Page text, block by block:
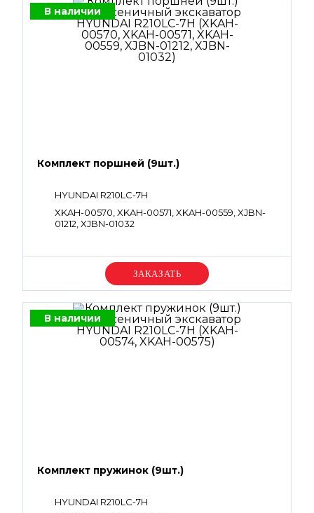
В наличии
Комплект поршней (9шт.)
HYUNDAI R210LC-7H
XKAH-00570, XKAH-00571, XKAH-00559, XJBN-
01212, XJBN-01032
Уточняйте цену
В наличии
Комплект пружинок (9шт.)
HYUNDAI R210LC-7H